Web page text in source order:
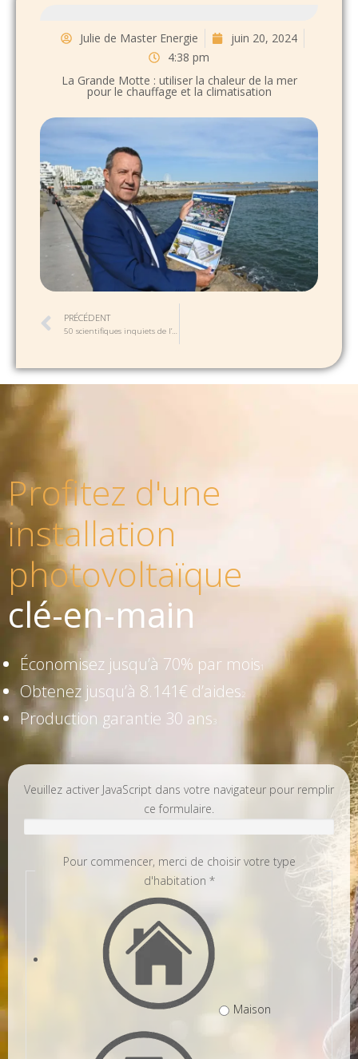
Julie de Master Energie
juin 20, 2024
4:38 pm
La Grande Motte : utiliser la chaleur de la mer
pour le chauffage et la climatisation
PRÉCÉDENT
Profitez d'une
installation
photovoltaïque
clé-en-main
Économisez jusqu’à 70% par mois 1
Obtenez jusqu’à 8.141€ d’aides 2
Production garantie 30 ans 3
Veuillez activer JavaScript dans votre navigateur pour remplir
ce formulaire.
Pour commencer, merci de choisir votre type
d'habitation *
Maison